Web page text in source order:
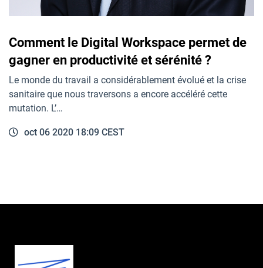
Comment le Digital Workspace permet de
gagner en productivité et sérénité ?
Le monde du travail a considérablement évolué et la crise
sanitaire que nous traversons a encore accéléré cette
mutation. L’…
oct 06 2020 18:09 CEST